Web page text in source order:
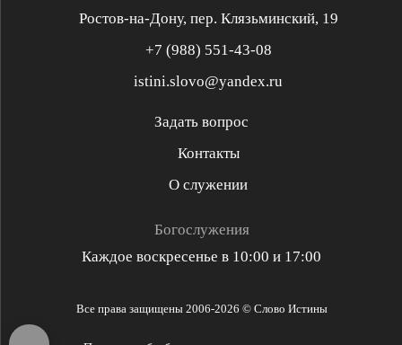
Служение «Слово Истины»
Разъяснительная проповедь
Библейские решения
Служение «Слово Истины»
Проповедь стих за стихом
Ростов-на-Дону, пер. Клязьминский, 19
+7 (988) 551-43-08
istini.slovo@yandex.ru
Все права защищены 2006-2026 © Слово Истины
Задать вопрос
Контакты
О служении
Богослужения
Каждое воскресенье в 10:00 и 17:00